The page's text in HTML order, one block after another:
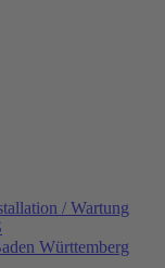
/ Wartung
Württemberg